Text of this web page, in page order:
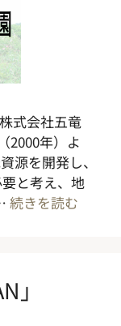
式会社五竜
2000年）よ
源を開発し、
と考え、地
続きを読む
」